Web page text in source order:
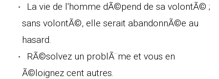
La vie de l'homme dÃ©pend de sa volontÃ© ;
sans volontÃ©, elle serait abandonnÃ©e au
hasard.
RÃ©solvez un problÃ¨me et vous en
Ã©loignez cent autres.